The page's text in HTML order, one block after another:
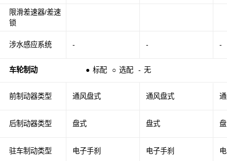
限滑差速器/差速
锁
涉水感应系统
车轮制动 ● 标配 ○ 选配 - 无
前制动器类型
后制动器类型
驻车制动类型
- - -
通风盘式 通风盘式
盘式 盘式
电子手刹 电子手刹